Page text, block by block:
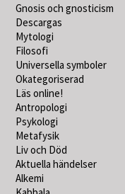
Gnosis och gnosticism
Descargas
Mytologi
Filosofi
Universella symboler
Okategoriserad
Läs online!
Antropologi
Psykologi
Metafysik
Liv och Död
Aktuella händelser
Alkemi